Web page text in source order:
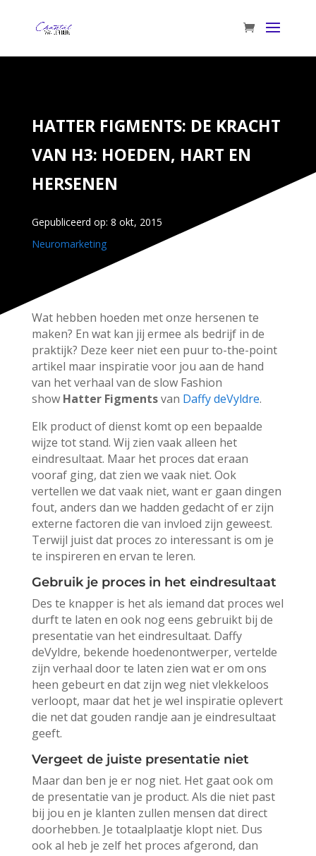
HATTER FIGMENTS: DE KRACHT
VAN H3: HOEDEN, HART EN
HERSENEN
Gepubliceerd op: 8 okt, 2015
Neuromarketing
Wat hebben hoeden met onze hersenen te
maken? En wat kan jij ermee als bedrijf in de
praktijk? Deze keer niet een puur to-the-point
artikel maar inspiratie voor jou aan de hand
van het verhaal van de slow Fashion
show Hatter Figmentsvan Daffy deVyldre.
Elk product of dienst komt op een bepaalde
wijze tot stand. Wij zien vaak alleen het
eindresultaat. Maar het proces dat eraan
vooraf ging, dat zien we vaak niet. Ook
vertellen we dat vaak niet, want er gaan dingen
fout, anders dan we hadden gedacht of er zijn
externe factoren die van invloed zijn geweest.
Terwijl juist dat proces zo interessant is om je
te inspireren en ervan te leren.
Gebruik je proces in het eindresultaat
Des te knapper is het als iemand dat proces wel
durft te laten en ook nog eens gebruikt bij de
presentatie van het eindresultaat. Daffy
deVyldre, bekende hoedenontwerper, vertelde
zijn verhaal door te laten zien wat er om ons
heen gebeurt en dat zijn weg niet vlekkeloos
verloopt, maar dat het je wel inspiratie oplevert
die net dat gouden randje aan je eindresultaat
geeft.
Vergeet de juiste presentatie niet
Maar dan ben je er nog niet. Het gaat ook om
de presentatie van je product. Als die niet past
bij jou en je klanten zullen mensen dat direct
doorhebben. Je totaalplaatje klopt niet. Dus
ook al heb je zelf het proces afgerond, dan